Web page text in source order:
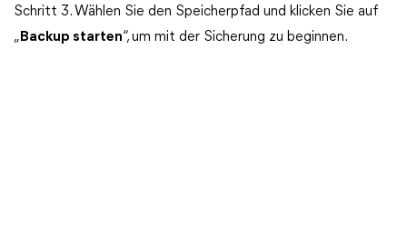
Schritt 3. Wählen Sie den Speicherpfad und klicken Sie auf
„ Backup starten“, um mit der Sicherung zu beginnen.